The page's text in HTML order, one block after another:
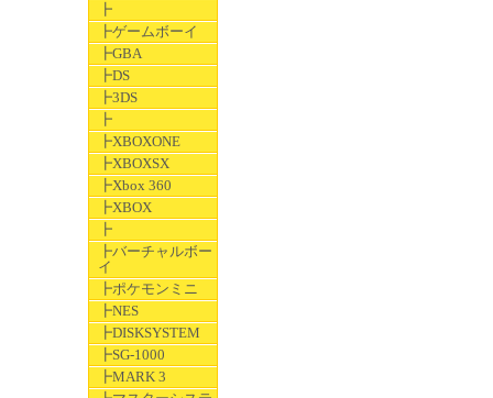
┣
┣ゲームボーイ
┣GBA
┣DS
┣3DS
┣
┣XBOXONE
┣XBOXSX
┣Xbox 360
┣XBOX
┣
┣バーチャルボー
イ
┣ポケモンミニ
┣NES
┣DISKSYSTEM
┣SG-1000
┣MARK 3